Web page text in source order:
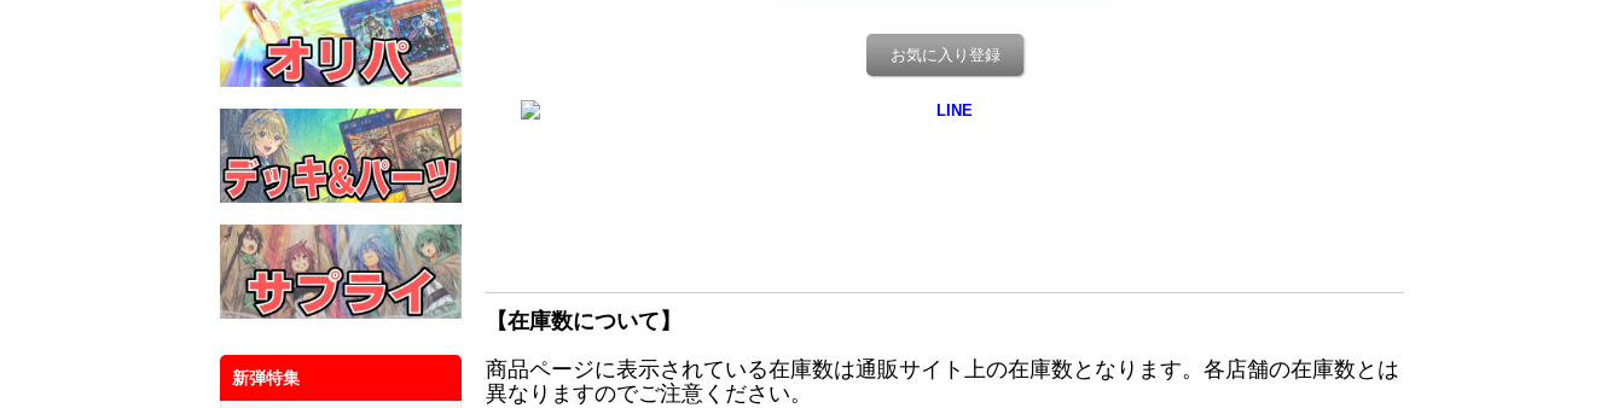
新弾特集
お気に入り登録
【在庫数について】
商品ページに表示されている在庫数は通販サイト上の在庫数となります。各店舗の在庫数とは
異なりますのでご注意ください。